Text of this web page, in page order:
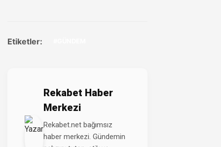
Etiketler:
Rekabet Haber
Merkezi
Rekabet.net bağımsız
haber merkezi. Gündemin